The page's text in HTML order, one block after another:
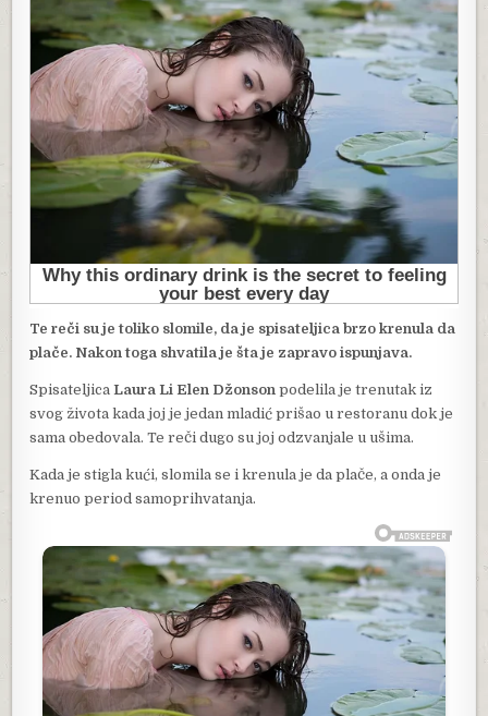
Te reči su je toliko slomile, da je spisateljica brzo krenula da
plače. Nakon toga shvatila je šta je zapravo ispunjava.
SpisateljicaLaura Li Elen Džonson podelila je trenutak iz
svog života kada joj je jedan mladić prišao u restoranu dok je
sama obedovala. Te reči dugo su joj odzvanjale u ušima.
Kada je stigla kući, slomila se i krenula je da plače, a onda je
krenuo period samoprihvatanja.